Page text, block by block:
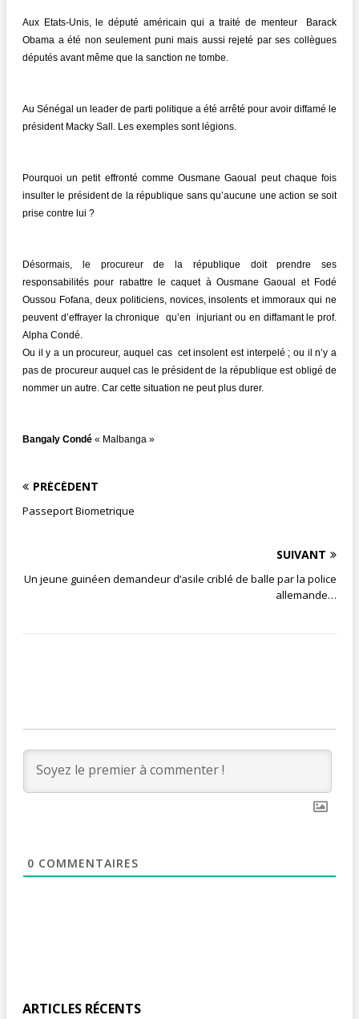
Aux Etats-Unis, le député américain qui a traité de menteur Barack
Obama a été non seulement puni mais aussi rejeté par ses collègues
députés avant même que la sanction ne tombe.
Au Sénégal un leader de parti politique a été arrêté pour avoir diffamé le
président Macky Sall. Les exemples sont légions.
Pourquoi un petit effronté comme Ousmane Gaoual peut chaque fois
insulter le président de la république sans qu’aucune une action se soit
prise contre lui ?
Désormais, le procureur de la république doit prendre ses
responsabilités pour rabattre le caquet à Ousmane Gaoual et Fodé
Oussou Fofana, deux politiciens, novices, insolents et immoraux qui ne
peuvent d’effrayer la chronique qu’en injuriant ou en diffamant le prof.
Alpha Condé.
Ou il y a un procureur, auquel cas cet insolent est interpelé ; ou il n’y a
pas de procureur auquel cas le président de la république est obligé de
nommer un autre. Car cette situation ne peut plus durer.
Bangaly Condé « Malbanga »
PRÉCÉDENT
Passeport Biometrique
SUIVANT
Un jeune guinéen demandeur d’asile criblé de balle par la police
allemande…
0 COMMENTAIRES
ARTICLES RÉCENTS